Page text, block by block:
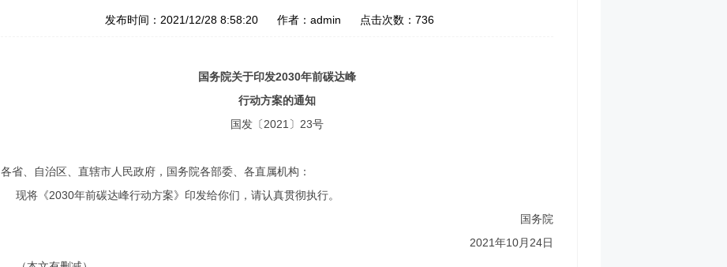
发布时间： 2021/12/28 8:58:20 作者： admin 点击次数： 736
国务院关于印发2030年前碳达峰
行动方案的通知
国发〔2021〕23号
各省、自治区、直辖市人民政府，国务院各部委、各直属机构：
现将《2030年前碳达峰行动方案》印发给你们，请认真贯彻执行。
国务院
2021年10月24日